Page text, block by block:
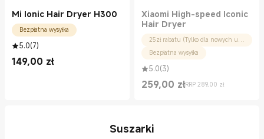
Mi Ionic Hair Dryer H300
Bezpłatna wysyłka
5.0(7)
149,00 zł
Current Price zł149.00
Xiaomi High-speed Iconic
Hair Dryer
25zł rabatu (Tylko dla nowych użytkowników)
Bezpłatna wysyłka
5.0(3)
259,00 zł
Current Price zł259.00RRP 289,00 zł
Cena rynkowa 289,00 zł
Suszarki